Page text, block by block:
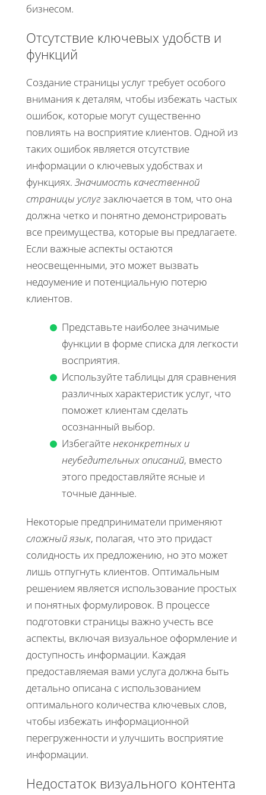
бизнесом.
Отсутствие ключевых удобств и
функций
Создание страницы услуг требует особого
внимания к деталям, чтобы избежать частых
ошибок, которые могут существенно
повлиять на восприятие клиентов. Одной из
таких ошибок является отсутствие
информации о ключевых удобствах и
функциях.Значимость качественной
страницы услуг заключается в том, что она
должна четко и понятно демонстрировать
все преимущества, которые вы предлагаете.
Если важные аспекты остаются
неосвещенными, это может вызвать
недоумение и потенциальную потерю
клиентов.
Представьте наиболее значимые
функции в форме списка для легкости
восприятия.
Используйте таблицы для сравнения
различных характеристик услуг, что
поможет клиентам сделать
осознанный выбор.
Избегайтенеконкретных и
неубедительных описаний, вместо
этого предоставляйте ясные и
точные данные.
Некоторые предприниматели применяют
сложный язык, полагая, что это придаст
солидность их предложению, но это может
лишь отпугнуть клиентов. Оптимальным
решением является использование простых
и понятных формулировок. В процессе
подготовки страницы важно учесть все
аспекты, включая визуальное оформление и
доступность информации. Каждая
предоставляемая вами услуга должна быть
детально описана с использованием
оптимального количества ключевых слов,
чтобы избежать информационной
перегруженности и улучшить восприятие
информации.
Недостаток визуального контента